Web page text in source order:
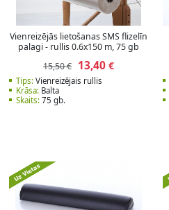
Vienreizējās lietošanas SMS flizelīn
palagi - rullis 0.6x150 m, 75 gb
15,50 € 13,40 €
Tips:Vienreizējais rullis
Krāsa:Balta
Skaits:75 gb.